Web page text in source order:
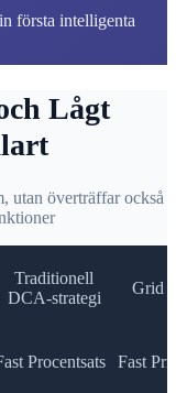
första intelligenta
Lågt
utan överträffar också
Traditionell
DCA-strategi
Grid
Procentsats Fast